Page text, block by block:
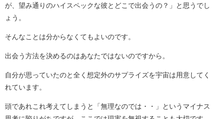
が、望み通りのハイスペックな彼とどこで出会うの？」と思うでし
ょう。
そんなことは分からなくてもよいのです。
出会う方法を決めるのはあなたではないのですから。
自分が思っていたのと全く想定外のサプライズを宇宙は用意してく
れています。
頭であれこれ考えてしまうと「無理なのでは・・」というマイナス